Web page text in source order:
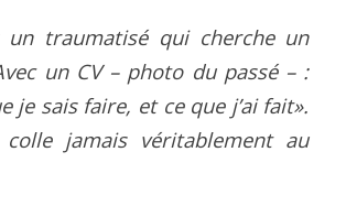
un traumatisé qui cherche un
un CV – photo du passé – :
je sais faire, et ce que j’ai fait».
jamais véritablement au